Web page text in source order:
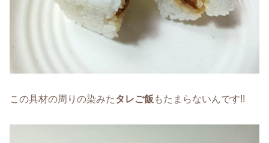
この具材の周りの染みた タレご飯 もたまらないんです!!